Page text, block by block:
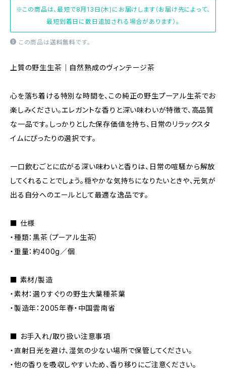
※この商品は、最短で8月13日(木)にお届けします（お届け先によって、
最短到着日に数日追加される場合があります）。
この商品は送料無料です。
上質の野生生茶｜自然熟成のヴィンテージ茶
心を落ち着ける特別な時間を、この純正の野生プーアル生茶でお
楽しみください。エレガントな香りと深い味わいが特徴で、高品質
な一品です。しっかりとした保存価値を持ち、日常のリラックスタ
イムにぴったりの選択です。
一口飲むごとに広がる深い味わいと香りは、日常の喧騒から解放
してくれることでしょう。穏やかな気持ちになりたいときや、元気が
出る自分へのエールとして最適な逸品です。
■ 仕様
・種類：黒茶（プーアル生茶）
・重量：約400g／個
■ 素材/製造
・素材：選りすぐりの野生大葉種茶葉
・製造年：2005年春・中国雲南省
■ お手入れ/取り扱い注意事項
・直射日光を避け、湿気の少ない場所で保管してください。
・他の香りを吸収しやすいため、香り移りにご注意ください。